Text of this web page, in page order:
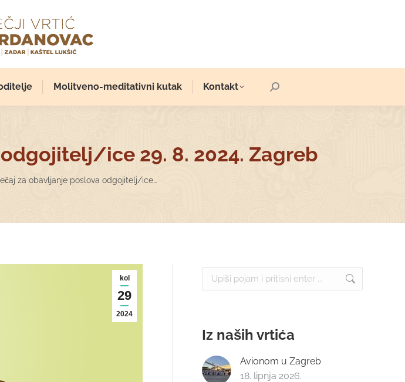
Molitveno-meditativni kutak Kontakt Search:
ice 29. 8. 2024. Zagreb
za obavljanje poslova odgojitelj/ice…
kol
29
2024
Search:
Iz naših vrtića
Avionom u Zagreb
18. lipnja 2026.